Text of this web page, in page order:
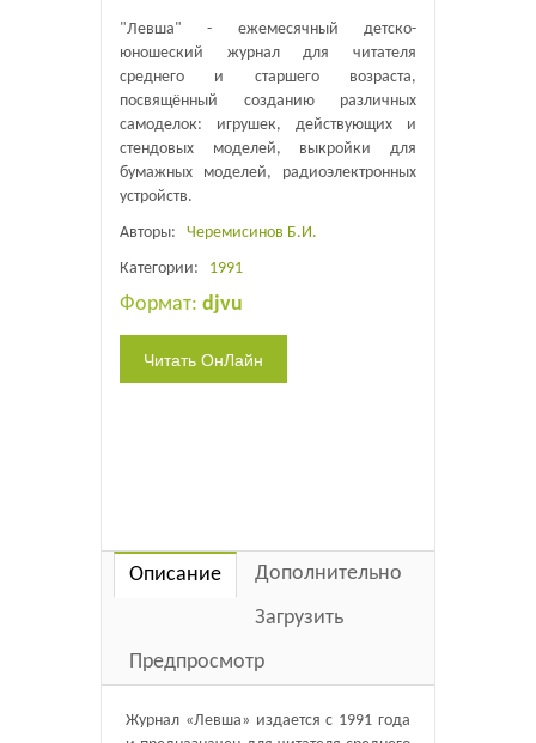
"Левша" - ежемесячный детско-
юношеский журнал для читателя
среднего и старшего возраста,
посвящённый созданию различных
самоделок: игрушек, действующих и
стендовых моделей, выкройки для
бумажных моделей, радиоэлектронных
устройств.
Авторы: Черемисинов Б.И.
Категории: 1991
Формат: djvu
Описание
Дополнительно
Загрузить
Предпросмотр
Журнал «Левша» издается с 1991 года